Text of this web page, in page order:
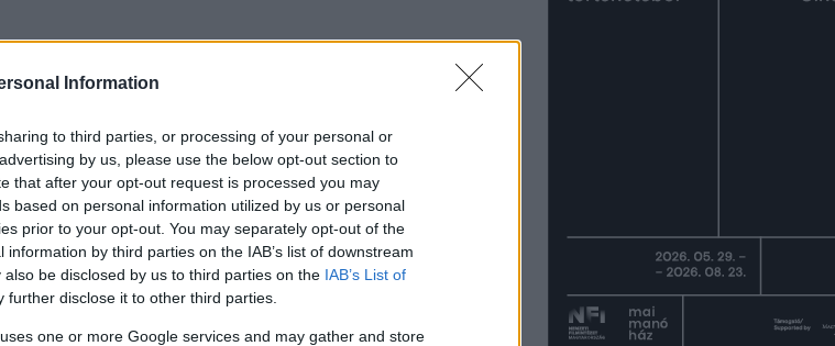
Information
to third parties, or processing of your personal or
by us, please use the below opt-out section to
that after your opt-out request is processed you may
based on personal information utilized by us or personal
prior to your opt-out. You may separately opt-out of the
by third parties on the IAB’s list of downstream
be disclosed by us to third parties on the IAB’s List of
further disclose it to other third parties.
one or more Google services and may gather and store